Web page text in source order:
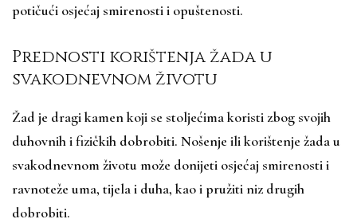
potičući osjećaj smirenosti i opuštenosti.
Prednosti korištenja žada u
svakodnevnom životu
Žad je dragi kamen koji se stoljećima koristi zbog svojih
duhovnih i fizičkih dobrobiti. Nošenje ili korištenje žada u
svakodnevnom životu može donijeti osjećaj smirenosti i
ravnoteže uma, tijela i duha, kao i pružiti niz drugih
dobrobiti.